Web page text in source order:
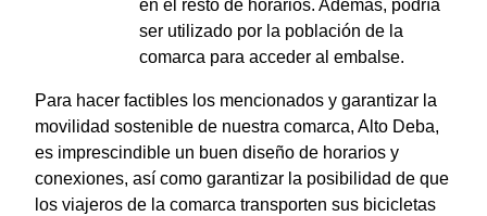
en el resto de horarios. Además, podría
ser utilizado por la población de la
comarca para acceder al embalse.
Para hacer factibles los mencionados y garantizar la
movilidad sostenible de nuestra comarca, Alto Deba,
es imprescindible un buen diseño de horarios y
conexiones, así como garantizar la posibilidad de que
los viajeros de la comarca transporten sus bicicletas